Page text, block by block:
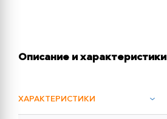
Описание и характеристики
ХАРАКТЕРИСТИКИ